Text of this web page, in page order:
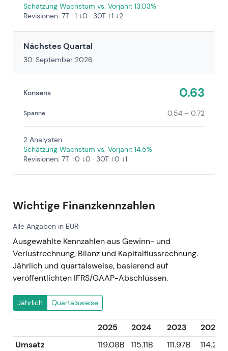
Schätzung Wachstum vs. Vorjahr: 13.03%
Revisionen: 7T ↑1 ↓0 · 30T ↑1 ↓2
Nächstes Quartal
30. September 2026
Konsens 0.63
Spanne 0.54 – 0.72
2 Analysten
Schätzung Wachstum vs. Vorjahr: 14.5%
Revisionen: 7T ↑0 ↓0 · 30T ↑0 ↓1
Wichtige Finanzkennzahlen
Alle Angaben in EUR
Ausgewählte Kennzahlen aus Gewinn- und
Verlustrechnung, Bilanz und Kapitalflussrechnung.
Jährlich und quartalsweise, basierend auf
veröffentlichten IFRS/GAAP-Abschlüssen.
Jährlich Quartalsweise
2025 2024 2023
2022
Umsatz
119.08B 115.11B 111.97B
114.20B